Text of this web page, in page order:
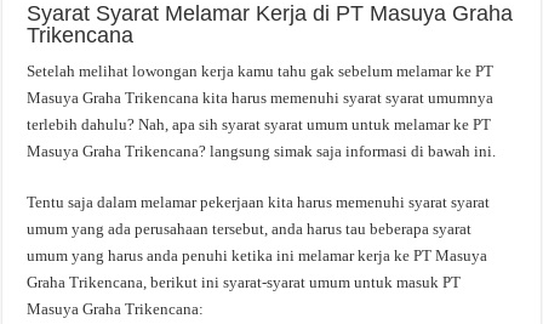
Syarat Syarat Melamar Kerja di PT Masuya Graha
Trikencana
Setelah melihat lowongan kerja kamu tahu gak sebelum melamar ke PT
Masuya Graha Trikencana kita harus memenuhi syarat syarat umumnya
terlebih dahulu? Nah, apa sih syarat syarat umum untuk melamar ke PT
Masuya Graha Trikencana? langsung simak saja informasi di bawah ini.
Tentu saja dalam melamar pekerjaan kita harus memenuhi syarat syarat
umum yang ada perusahaan tersebut, anda harus tau beberapa syarat
umum yang harus anda penuhi ketika ini melamar kerja ke PT Masuya
Graha Trikencana, berikut ini syarat-syarat umum untuk masuk PT
Masuya Graha Trikencana: